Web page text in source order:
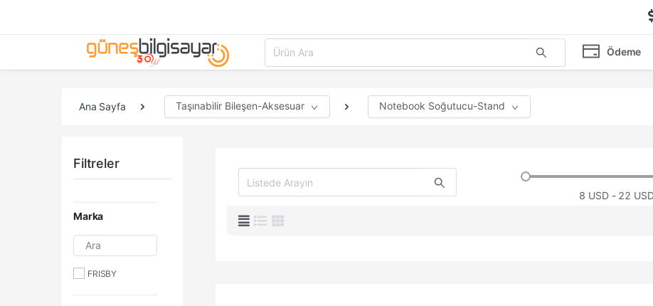
Ödeme
Ana Sayfa Taşınabilir Bileşen-Aksesuar Notebook Soğutucu-Stand
Filtreler
Marka
Ara
FRISBY
8 USD - 22